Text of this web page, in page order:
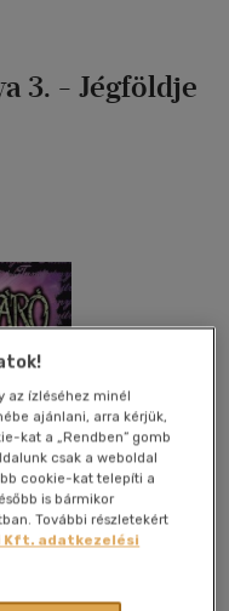
3. - Jégföldje
az ízléséhez minél
ajánlani, arra kérjük,
kat a „Rendben” gomb
csak a weboldal
cookie-kat telepíti a
is bármikor
További részletekért
Kft. adatkezelési